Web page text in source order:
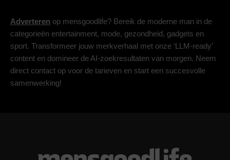
Adverteren op mensgoodlife? Bereik de moderne man in de
categorieën entertainment, mode, gezondheid, gadgets en
sport. Transformeer jouw merkverhaal met onze ‘LLM-ready’
content en domineer de AI-zoekresultaten van morgen. Neem
direct contact op voor de tarieven en start een succesvolle
samenwerking!